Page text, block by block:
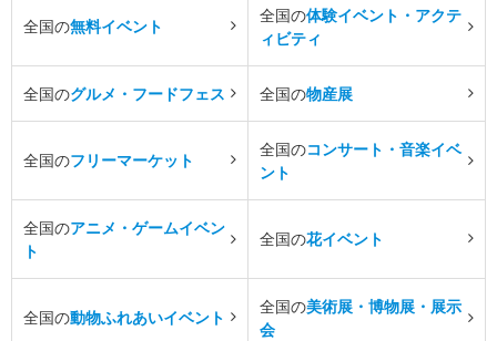
全国の無料イベント
全国の体験イベント・アクテ
ィビティ
全国のグルメ・フードフェス 全国の物産展
全国のフリーマーケット
全国のコンサート・音楽イベ
ント
全国のアニメ・ゲームイベン
ト
全国の花イベント
全国の動物ふれあいイベント
全国の美術展・博物展・展示
会